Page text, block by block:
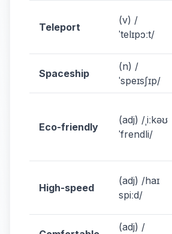
Teleport
(v) /
ˈtelɪpɔːt/
Spaceship
(n) /
ˈspeɪsʃɪp/
Eco-friendly
(adj) /ˌiːkəʊ
ˈfrendli/
High-speed
(adj) /haɪ
spiːd/
(adj) /